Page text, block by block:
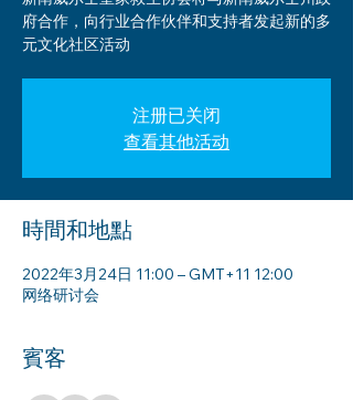
府合作，向行业合作伙伴和支持者发起新的多
元文化社区活动
注册已关闭
查看其他活动
時間和地點
2022年3月24日 11:00 – GMT+11 12:00
网络研讨会
賓客